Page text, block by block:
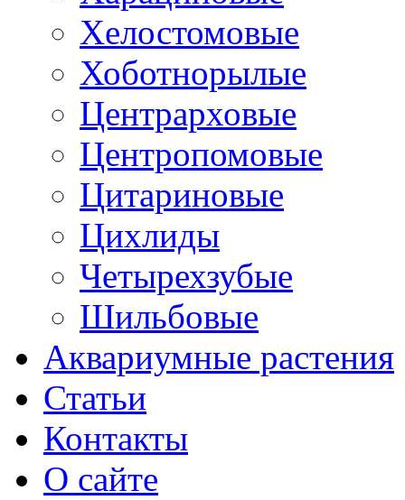
Хелостомовые
Хоботнорылые
Центрарховые
Центропомовые
Цитариновые
Цихлиды
Четырехзубые
Шильбовые
Аквариумные растения
Статьи
Контакты
О сайте